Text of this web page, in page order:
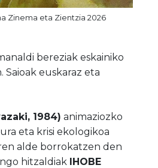
Zinema eta Zientzia 2026
bereziak eskainiko
euskaraz eta
1984) animaziozko
eta krisi ekologikoa
alde borrokatzen den
hitzaldiak IHOBE